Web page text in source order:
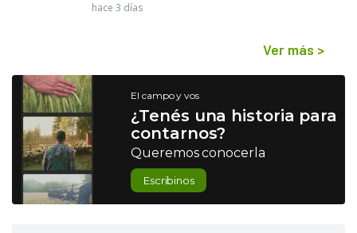
hace 3 días
Ver más >
El campo y vos
¿Tenés una historia para
contarnos?
Queremos conocerla
Escribinos